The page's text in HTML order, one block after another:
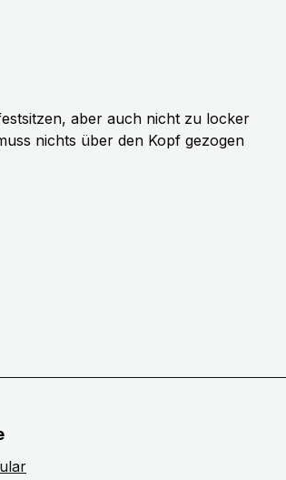
aber auch nicht zu locker
nichts über den Kopf gezogen